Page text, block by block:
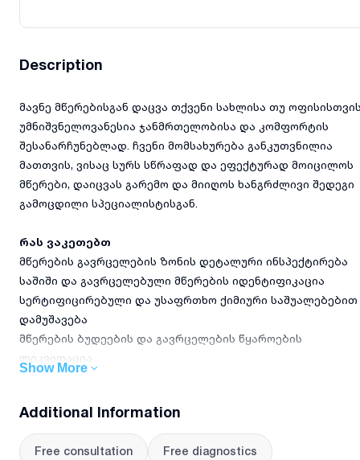
Description
მავნე მწერებისგან დაცვა თქვენი სახლისა თუ
უმნიშვნელოვანესია ჯანმრთელობისა და კომფორტის
შესანარჩუნებლად. ჩვენი მომსახურება განკუთვნილია
მათთვის, ვისაც სურს სწრაფად და ეფექტურად მოიცილოს
მწერები, დაიცვას გარემო და მიიღოს ხანგრძლივი შედეგი
გამოცდილი სპეციალისტისგან.
რას ვაკეთებთ
მწერების გავრცელების ზონის დეტალური ინსპექტირება
საშიში და გავრცელებული მწერების იდენტიფიკაცია
სერტიფიცირებული და უსაფრთხო ქიმიური საშუალებებით
დამუშავება
მწერების ბუდეების და გავრცელების წყაროების
ლიკვიდაცია
პროფილაქტიკური რჩევების მიწოდება და განმეორებითი
რატომ უნდა აგვირჩიოთ
Show More
Additional Information
Free consultation Free diagnostics